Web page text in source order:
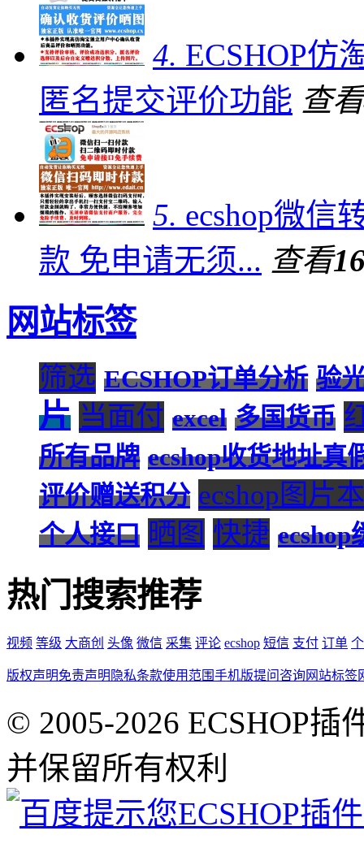
4. ECSHOP仿
匿名提交评价功能 查看
5. ecshop微信
款 免申请无须... 查看
网站标签
筛选 ECSHOP订单分析 验
片 当面付 excel 多国货币
所有品牌 ecshop收货地址真
评价赠送积分 ecshop图片
个人接口 晒图 快捷 ecshop
热门搜索推荐
视频 等级 大商创 头像 微信 采集 评论 ecshop 短信 支付 订单
版权声明免责声明 隐私条款使用范围手机版提问咨询 网站标签
© 2005-2026 ECSHOP插
并保留所有权利